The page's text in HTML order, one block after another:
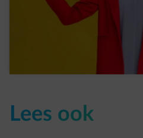
9 dingen die je niet in
oplossingen
Lees ook